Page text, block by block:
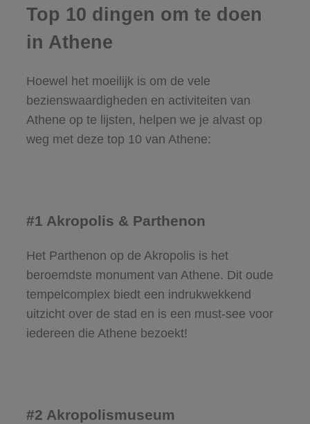
Top 10 dingen om te doen
in Athene
Hoewel het moeilijk is om de vele
bezienswaardigheden en activiteiten van
Athene op te lijsten, helpen we je alvast op
weg met deze top 10 van Athene:
#1 Akropolis & Parthenon
Het Parthenon op de Akropolis is het
beroemdste monument van Athene. Dit oude
tempelcomplex biedt een indrukwekkend
uitzicht over de stad en is een must-see voor
iedereen die Athene bezoekt!
#2 Akropolismuseum